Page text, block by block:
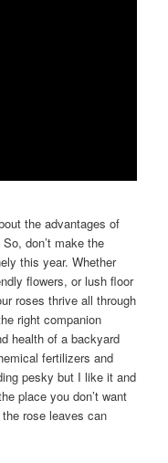
the advantages of
don’t make the
this year. Whether
flowers, or lush floor
roses thrive all through
right companion
health of a backyard
fertilizers and
pesky but I like it and
place you don’t want
rose leaves can